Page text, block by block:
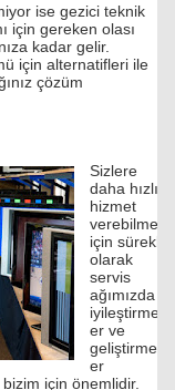
ise gezici teknik
için gereken olası
kadar gelir.
için alternatifleri ile
çözüm
Sizlere
daha hızlı
hizmet
verebilmek
için sürekli
olarak
servis
ağımızda
iyileştirmel
er ve
geliştirmel
er
için önemlidir.